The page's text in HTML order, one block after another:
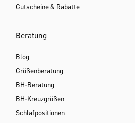
Gutscheine & Rabatte
Beratung
Blog
Größenberatung
BH-Beratung
BH-Kreuzgrößen
Schlafpositionen